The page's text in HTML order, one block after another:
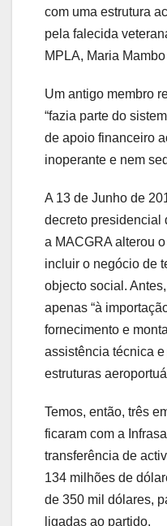
com uma estrutura
pela falecida
MPLA, Maria
Um antigo membro
“fazia parte do
de apoio financeiro
inoperante e nem
A 13 de Junho de
decreto presidencial
a MACGRA alterou
incluir o negócio de
objecto social.
apenas “à
fornecimento e
assistência técnica
estruturas
Temos, então, três
ficaram com a
transferência de
134 milhões de
de 350 mil dólares,
ligadas ao partido.